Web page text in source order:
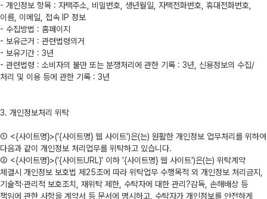
- 개인정보 항목 : 자택주소, 비밀번호, 생년월일, 자택전화번호, 휴대전화번호,
이름, 이메일, 접속 IP 정보
- 수집방법 : 홈페이지
- 보유근거 : 관련법령의거
- 보유기간 : 3년
- 관련법령 : 소비자의 불만 또는 분쟁처리에 관한 기록 : 3년, 신용정보의 수집/
처리 및 이용 등에 관한 기록 : 3년
3. 개인정보처리 위탁
① <{사이트명}>('{사이트명} 웹 사이트')은(는) 원활한 개인정보 업무처리를 위하여
다음과 같이 개인정보 처리업무를 위탁하고 있습니다.
② <{사이트명}>('{사이트URL}' 이하 '{사이트명} 웹 사이트')은(는) 위탁계약
체결시 개인정보 보호법 제25조에 따라 위탁업무 수행목적 외 개인정보 처리금지,
기술적·관리적 보호조치, 재위탁 제한, 수탁자에 대한 관리?감독, 손해배상 등
책임에 관한 사항을 계약서 등 문서에 명시하고, 수탁자가 개인정보를 안전하게